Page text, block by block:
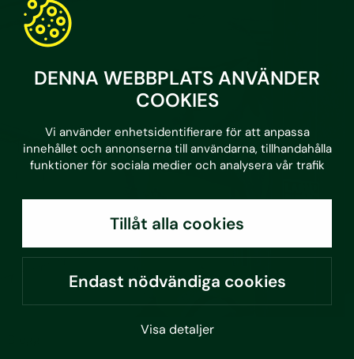
DENNA WEBBPLATS ANVÄNDER
COOKIES
Vi använder enhetsidentifierare för att anpassa
innehållet och annonserna till användarna, tillhandahålla
funktioner för sociala medier och analysera vår trafik
Tillåt alla cookies
Endast nödvändiga cookies
Visa detaljer